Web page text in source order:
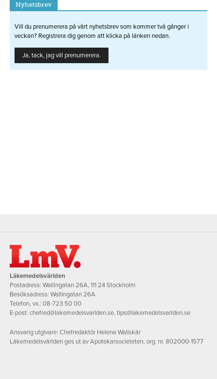
Nyhetsbrev
Vill du prenumerera på vårt nyhetsbrev som kommer två gånger i
veckan? Registrera dig genom att klicka på länken nedan.
Ja, tack, jag vill prenumerera.
Läkemedelsvärlden
Postadress: Wallingatan 26A, 111 24 Stockholm
Besöksadress: Wallingatan 26A
Telefon, vx.: 08-723 50 00
E-post: chefred@lakemedelsvarlden.se,tips@lakemedelsvarlden.se
Ansvarig utgivare: Chefredaktör Helene Wallskär
Läkemedelsvärlden ges ut av Apotekarsocieteten, org. nr. 802000-1577